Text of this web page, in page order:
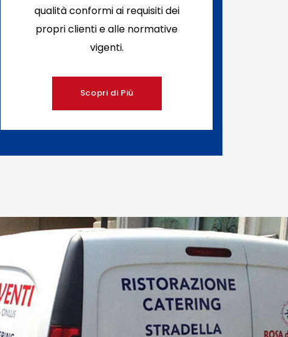
qualità conformi ai requisiti dei
propri clienti e alle normative
vigenti.
Scopri di Più